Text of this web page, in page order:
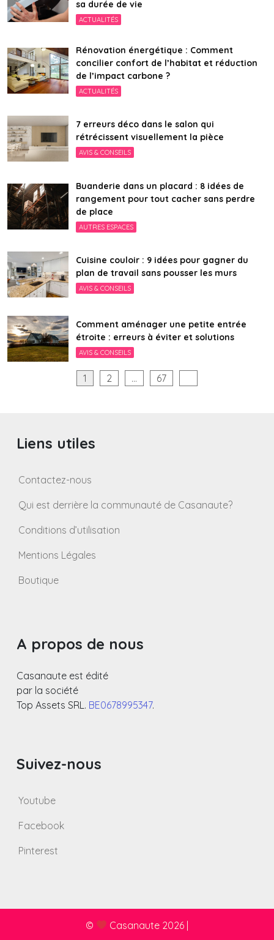
sa durée de vie
ACTUALITÉS
Rénovation énergétique : Comment
concilier confort de l’habitat et réduction
de l’impact carbone ?
ACTUALITÉS
7 erreurs déco dans le salon qui
rétrécissent visuellement la pièce
AVIS & CONSEILS
Buanderie dans un placard : 8 idées de
rangement pour tout cacher sans perdre
de place
AUTRES ESPACES
Cuisine couloir : 9 idées pour gagner du
plan de travail sans pousser les murs
AVIS & CONSEILS
Comment aménager une petite entrée
étroite : erreurs à éviter et solutions
AVIS & CONSEILS
Pagination1 2 … 67
Liens utiles
Contactez-nous
Qui est derrière la communauté de Casanaute?
Conditions d’utilisation
Mentions Légales
Boutique
A propos de nous
Casanaute est édité
par la société
Top Assets SRL. BE0678995347.
Suivez-nous
Youtube
Facebook
Pinterest
© Casanaute 2026 |